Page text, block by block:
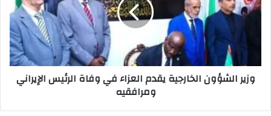
وزير الشؤون الخارجية يقدم العزاء في وفاة الرئيس الإيراني
ومرافقيه